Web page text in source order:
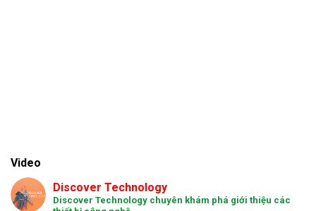
Video
Discover Technology
Discover Technology chuyên khám phá giới thiệu các